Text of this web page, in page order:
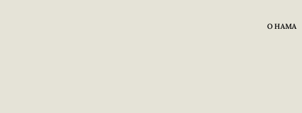
О НАМА